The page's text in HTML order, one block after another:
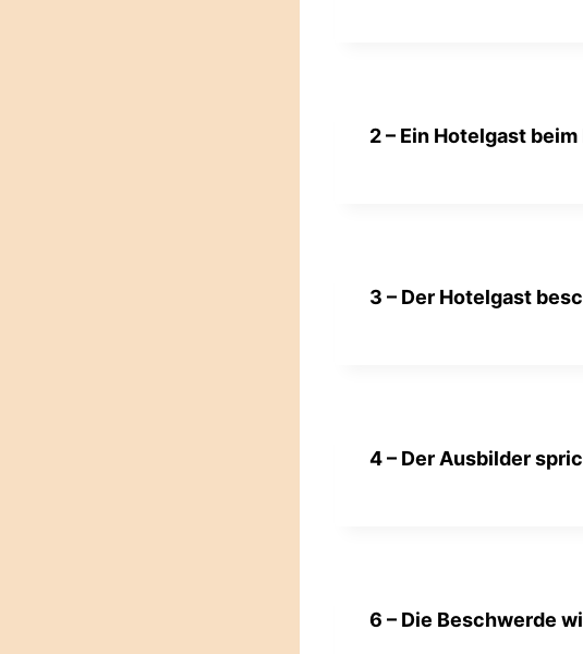
2 – Ein Hotelgast
3 – Der Hotelgast
4 – Der Ausbilder
6 – Die Beschwerde